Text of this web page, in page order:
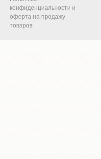
конфиденциальности и
оферта на продажу
товаров